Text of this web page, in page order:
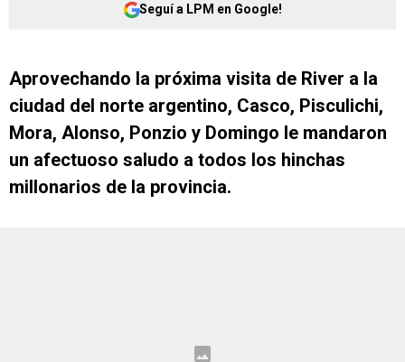
Seguí a LPM en Google!
Aprovechando la próxima visita de River a la
ciudad del norte argentino, Casco, Pisculichi,
Mora, Alonso, Ponzio y Domingo le mandaron
un afectuoso saludo a todos los hinchas
millonarios de la provincia.